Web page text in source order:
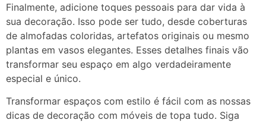
Finalmente, adicione toques pessoais para dar vida à
sua decoração. Isso pode ser tudo, desde coberturas
de almofadas coloridas, artefatos originais ou mesmo
plantas em vasos elegantes. Esses detalhes finais vão
transformar seu espaço em algo verdadeiramente
especial e único.
Transformar espaços com estilo é fácil com as nossas
dicas de decoração com móveis de topa tudo. Siga